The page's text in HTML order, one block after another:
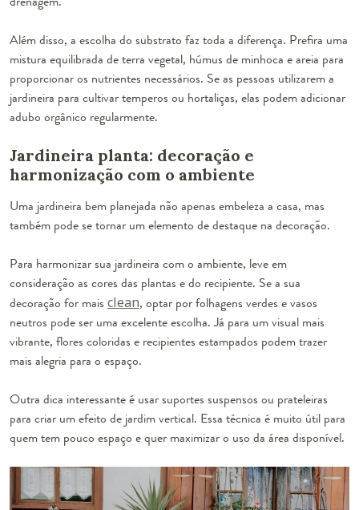
Além disso, a escolha do substrato faz toda a diferença. Prefira uma
mistura equilibrada de terra vegetal, húmus de minhoca e areia para
proporcionar os nutrientes necessários. Se as pessoas utilizarem a
jardineira para cultivar temperos ou hortaliças, elas podem adicionar
adubo orgânico regularmente.
Jardineira planta: decoração e
harmonização com o ambiente
Uma jardineira bem planejada não apenas embeleza a casa, mas
também pode se tornar um elemento de destaque na decoração.
Para harmonizar sua jardineira com o ambiente, leve em
consideração as cores das plantas e do recipiente. Se a sua
decoração for mais clean, optar por folhagens verdes e vasos
neutros pode ser uma excelente escolha. Já para um visual mais
vibrante, flores coloridas e recipientes estampados podem trazer
mais alegria para o espaço.
Outra dica interessante é usar suportes suspensos ou prateleiras
para criar um efeito de jardim vertical. Essa técnica é muito útil para
quem tem pouco espaço e quer maximizar o uso da área disponível.